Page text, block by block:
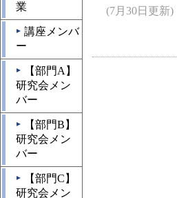
業
▲ 講座メンバ
ー
▲
【部門A】
研究会メン
バー
▲
【部門B】
研究会メン
バー
▲
【部門C】
研究会メン
(7月30日更新)